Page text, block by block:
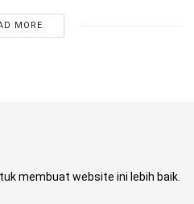
MORE
membuat website ini lebih baik.